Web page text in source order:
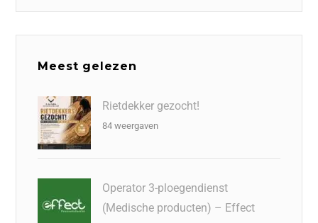
Meest gelezen
Rietdekker gezocht!
84 weergaven
Operator 3-ploegendienst
(Medische producten) – Effect